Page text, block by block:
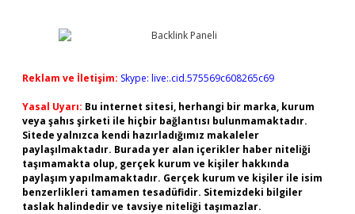
Reklam ve İletişim: Skype: live:.cid.575569c608265c69
Yasal Uyarı: Bu internet sitesi, herhangi bir marka, kurum
veya şahıs şirketi ile hiçbir bağlantısı bulunmamaktadır.
Sitede yalnızca kendi hazırladığımız makaleler
paylaşılmaktadır. Burada yer alan içerikler haber niteliği
taşımamakta olup, gerçek kurum ve kişiler hakkında
paylaşım yapılmamaktadır. Gerçek kurum ve kişiler ile isim
benzerlikleri tamamen tesadüfidir. Sitemizdeki bilgiler
taslak halindedir ve tavsiye niteliği taşımazlar.